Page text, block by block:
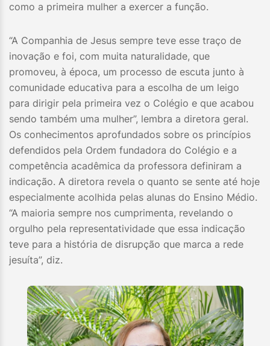
como a primeira mulher a exercer a função.
“A Companhia de Jesus sempre teve esse traço de
inovação e foi, com muita naturalidade, que
promoveu, à época, um processo de escuta junto à
comunidade educativa para a escolha de um leigo
para dirigir pela primeira vez o Colégio e que acabou
sendo também uma mulher”, lembra a diretora geral.
Os conhecimentos aprofundados sobre os princípios
defendidos pela Ordem fundadora do Colégio e a
competência acadêmica da professora definiram a
indicação. A diretora revela o quanto se sente até hoje
especialmente acolhida pelas alunas do Ensino Médio.
“A maioria sempre nos cumprimenta, revelando o
orgulho pela representatividade que essa indicação
teve para a história de disrupção que marca a rede
jesuíta”, diz.